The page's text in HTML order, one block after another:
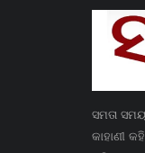
ସମତା
କାହାଣୀ